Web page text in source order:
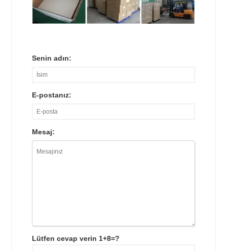
Senin adın:
E-postanız:
Mesaj:
Lütfen cevap verin 1+8=?